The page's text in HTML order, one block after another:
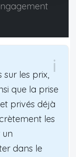
sur les prix,
que la prise
privés déjà
les
un
dans le